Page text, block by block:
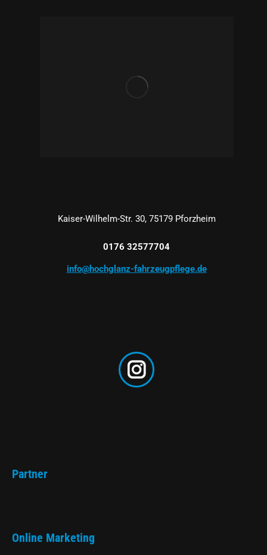
Kaiser-Wilhelm-Str. 30, 75179 Pforzheim
0176 32577704
info@hochglanz-fahrzeugpflege.de
Instagram
Partner
Online Marketing